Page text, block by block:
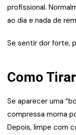
profissional.
ao dia e nada de
Se sentir dor forte,
Como
Se aparecer uma
compressa morna
Depois, limpe com